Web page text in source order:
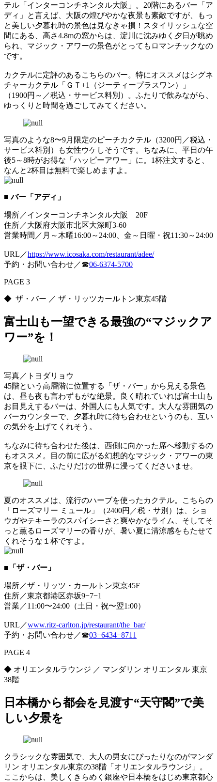
テル「インターコンチネンタル大阪」。20階にあるバー「ア
ディ」と言えば、大阪の煌びやかな夜景も素敵ですが、もっ
と美しい夕暮れ時の景色は見なきゃ損！スタイリッシュな空
間にある、高さ4.8mの窓からは、淀川に沈みゆく夕日が眺め
られ、マジック・アワーの景色がとってもロマンチックなの
です。
カクテルに定評のあるこちらのバー。特にオススメはシグネ
チャーカクテル「ＧＴ+1（ジーティープラスワン）」
（1900円～／税込・サービス料別）。ふたりで飲みながら、
ゆっくりと時間を過ごしてみてください。
写真のような8〜9月限定のピーチカクテル（3200円／税込・
サービス料別）も女性ウケしそうです。ちなみに、平日の午
後5～8時がお得な「ハッピーアワー」に。1杯注文すると、
なんと2杯目は無料で楽しめますよ。
■ バー「アディ」
場所／インターコンチネンタル大阪 20F
住所／大阪府大阪市北区大深町3-60
営業時間／月～木曜16:00～24:00、金～日曜・祝11:30～24:00
URL／https://www.icosaka.com/restaurant/adee/
予約・お問い合わせ／☎06-6374-5700
PAGE 3
◆ ザ・バー ／ ザ・リッツカールトン東京45階
富士山も一望できる最強の“マジックア
ワー”を！
写真／トヨダリョウ
45階という高層階に位置する「ザ・バー」から見える景色
は、昼も夜も言わずもがな絶景。良く晴れていれば富士山も
お目見えするバーは、外国人にも人気です。大人な雰囲気の
バーカウンターで、夕暮れ時に待ち合わせというのも、互い
の気分を上げてくれそう。
ちなみに待ち合わせた後は、西側に向かった席へ移動するの
もオススメ。目の前に広がる幻想的なマジック・アワーの東
京を眼下に、ふたりだけの世界に浸ってくださいませ。
夏のオススメは、流行のハーブを使ったカクテル。こちらの
「ローズマリー ミュール」（2400円／税・サ別）は、ショ
ウガやテキーラのスパイシーさと爽やかなライム、そしてそ
っと薫るローズマリーの香りが、暑い夏に清涼感をもたせて
くれそうな１杯ですよ。
■「ザ・バー」
場所／ザ・リッツ・カールトン東京45F
住所／東京都港区赤坂9−7−1
営業／11:00〜24:00（土日・祝〜翌1:00）
URL／www.ritz-carlton.jp/restaurant/the_bar/
予約・お問い合わせ／☎03−6434−8711
PAGE 4
◆ オリエンタルラウンジ ／ マンダリン オリエンタル 東京
38階
日本橋から都会を見渡す“天守閣”で美
しい夕景を
クラシックな雰囲気で、大人の男女にぴったりなのがマンダ
リン オリエンタル東京の38階「オリエンタルラウンジ」。
ここからは、美しくきらめく銀座や日本橋をはじめ東京都心